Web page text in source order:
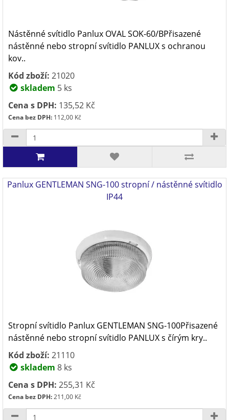
Nástěnné svítidlo Panlux OVAL SOK-60/BPřisazené
nástěnné nebo stropní svítidlo PANLUX s ochranou
kov..
Kód zboží: 21020
skladem 5 ks
Cena s DPH: 135,52 Kč
Cena bez DPH: 112,00 Kč
Panlux GENTLEMAN SNG-100 stropní / nástěnné svítidlo
IP44
Stropní svítidlo Panlux GENTLEMAN SNG-100Přisazené
nástěnné nebo stropní svítidlo PANLUX s čírým kry..
Kód zboží: 21110
skladem 8 ks
Cena s DPH: 255,31 Kč
Cena bez DPH:211,00 Kč